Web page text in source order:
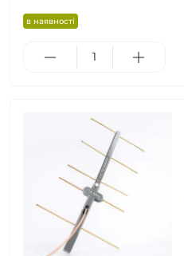
в наявності